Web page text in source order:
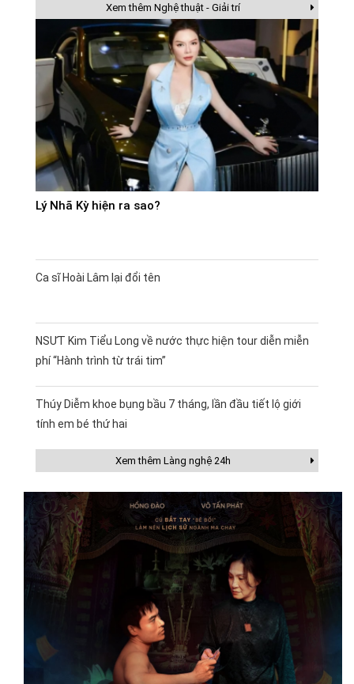
Xem thêm Nghệ thuật - Giải trí
Lý Nhã Kỳ hiện ra sao?
Ca sĩ Hoài Lâm lại đổi tên
NSƯT Kim Tiểu Long về nước thực hiện tour diễn miễn
phí “Hành trình từ trái tim”
Thúy Diễm khoe bụng bầu 7 tháng, lần đầu tiết lộ giới
tính em bé thứ hai
Xem thêm Làng nghệ 24h